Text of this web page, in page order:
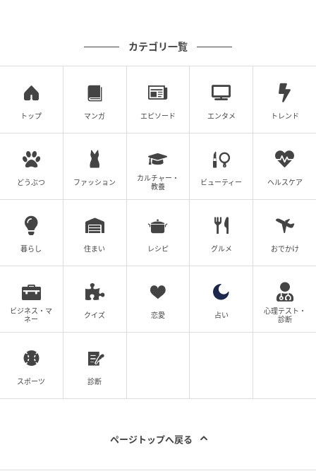
暮らしニスタ
チラシをビリビリちぎって少し濡らし、
床にばらまいて掃き掃除を。
カテゴリ一覧
トップ マンガ エピソード エンタメ トレンド
どうぶつ ファッション
カルチャー・
教養
ビューティー ヘルスケア
暮らし 住まい レシピ グルメ おでかけ
ビジネス・マ
ネー
クイズ 恋愛 占い
心理テスト・
診断
スポーツ 診断
ページトップへ戻る